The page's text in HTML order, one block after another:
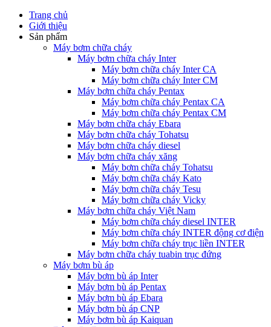
Trang chủ
Giới thiệu
Sản phẩm
Máy bơm chữa cháy
Máy bơm chữa cháy Inter
Máy bơm chữa cháy Inter CA
Máy bơm chữa cháy Inter CM
Máy bơm chữa cháy Pentax
Máy bơm chữa cháy Pentax CA
Máy bơm chữa cháy Pentax CM
Máy bơm chữa cháy Ebara
Máy bơm chữa cháy Tohatsu
Máy bơm chữa cháy diesel
Máy bơm chữa cháy xăng
Máy bơm chữa cháy Tohatsu
Máy bơm chữa cháy Kato
Máy bơm chữa cháy Tesu
Máy bơm chữa cháy Vicky
Máy bơm chữa cháy Việt Nam
Máy bơm chữa cháy diesel INTER
Máy bơm chữa cháy INTER động cơ điện
Máy bơm chữa cháy trục liền INTER
Máy bơm chữa cháy tuabin trục đứng
Máy bơm bù áp
Máy bơm bù áp Inter
Máy bơm bù áp Pentax
Máy bơm bù áp Ebara
Máy bơm bù áp CNP
Máy bơm bù áp Kaiquan